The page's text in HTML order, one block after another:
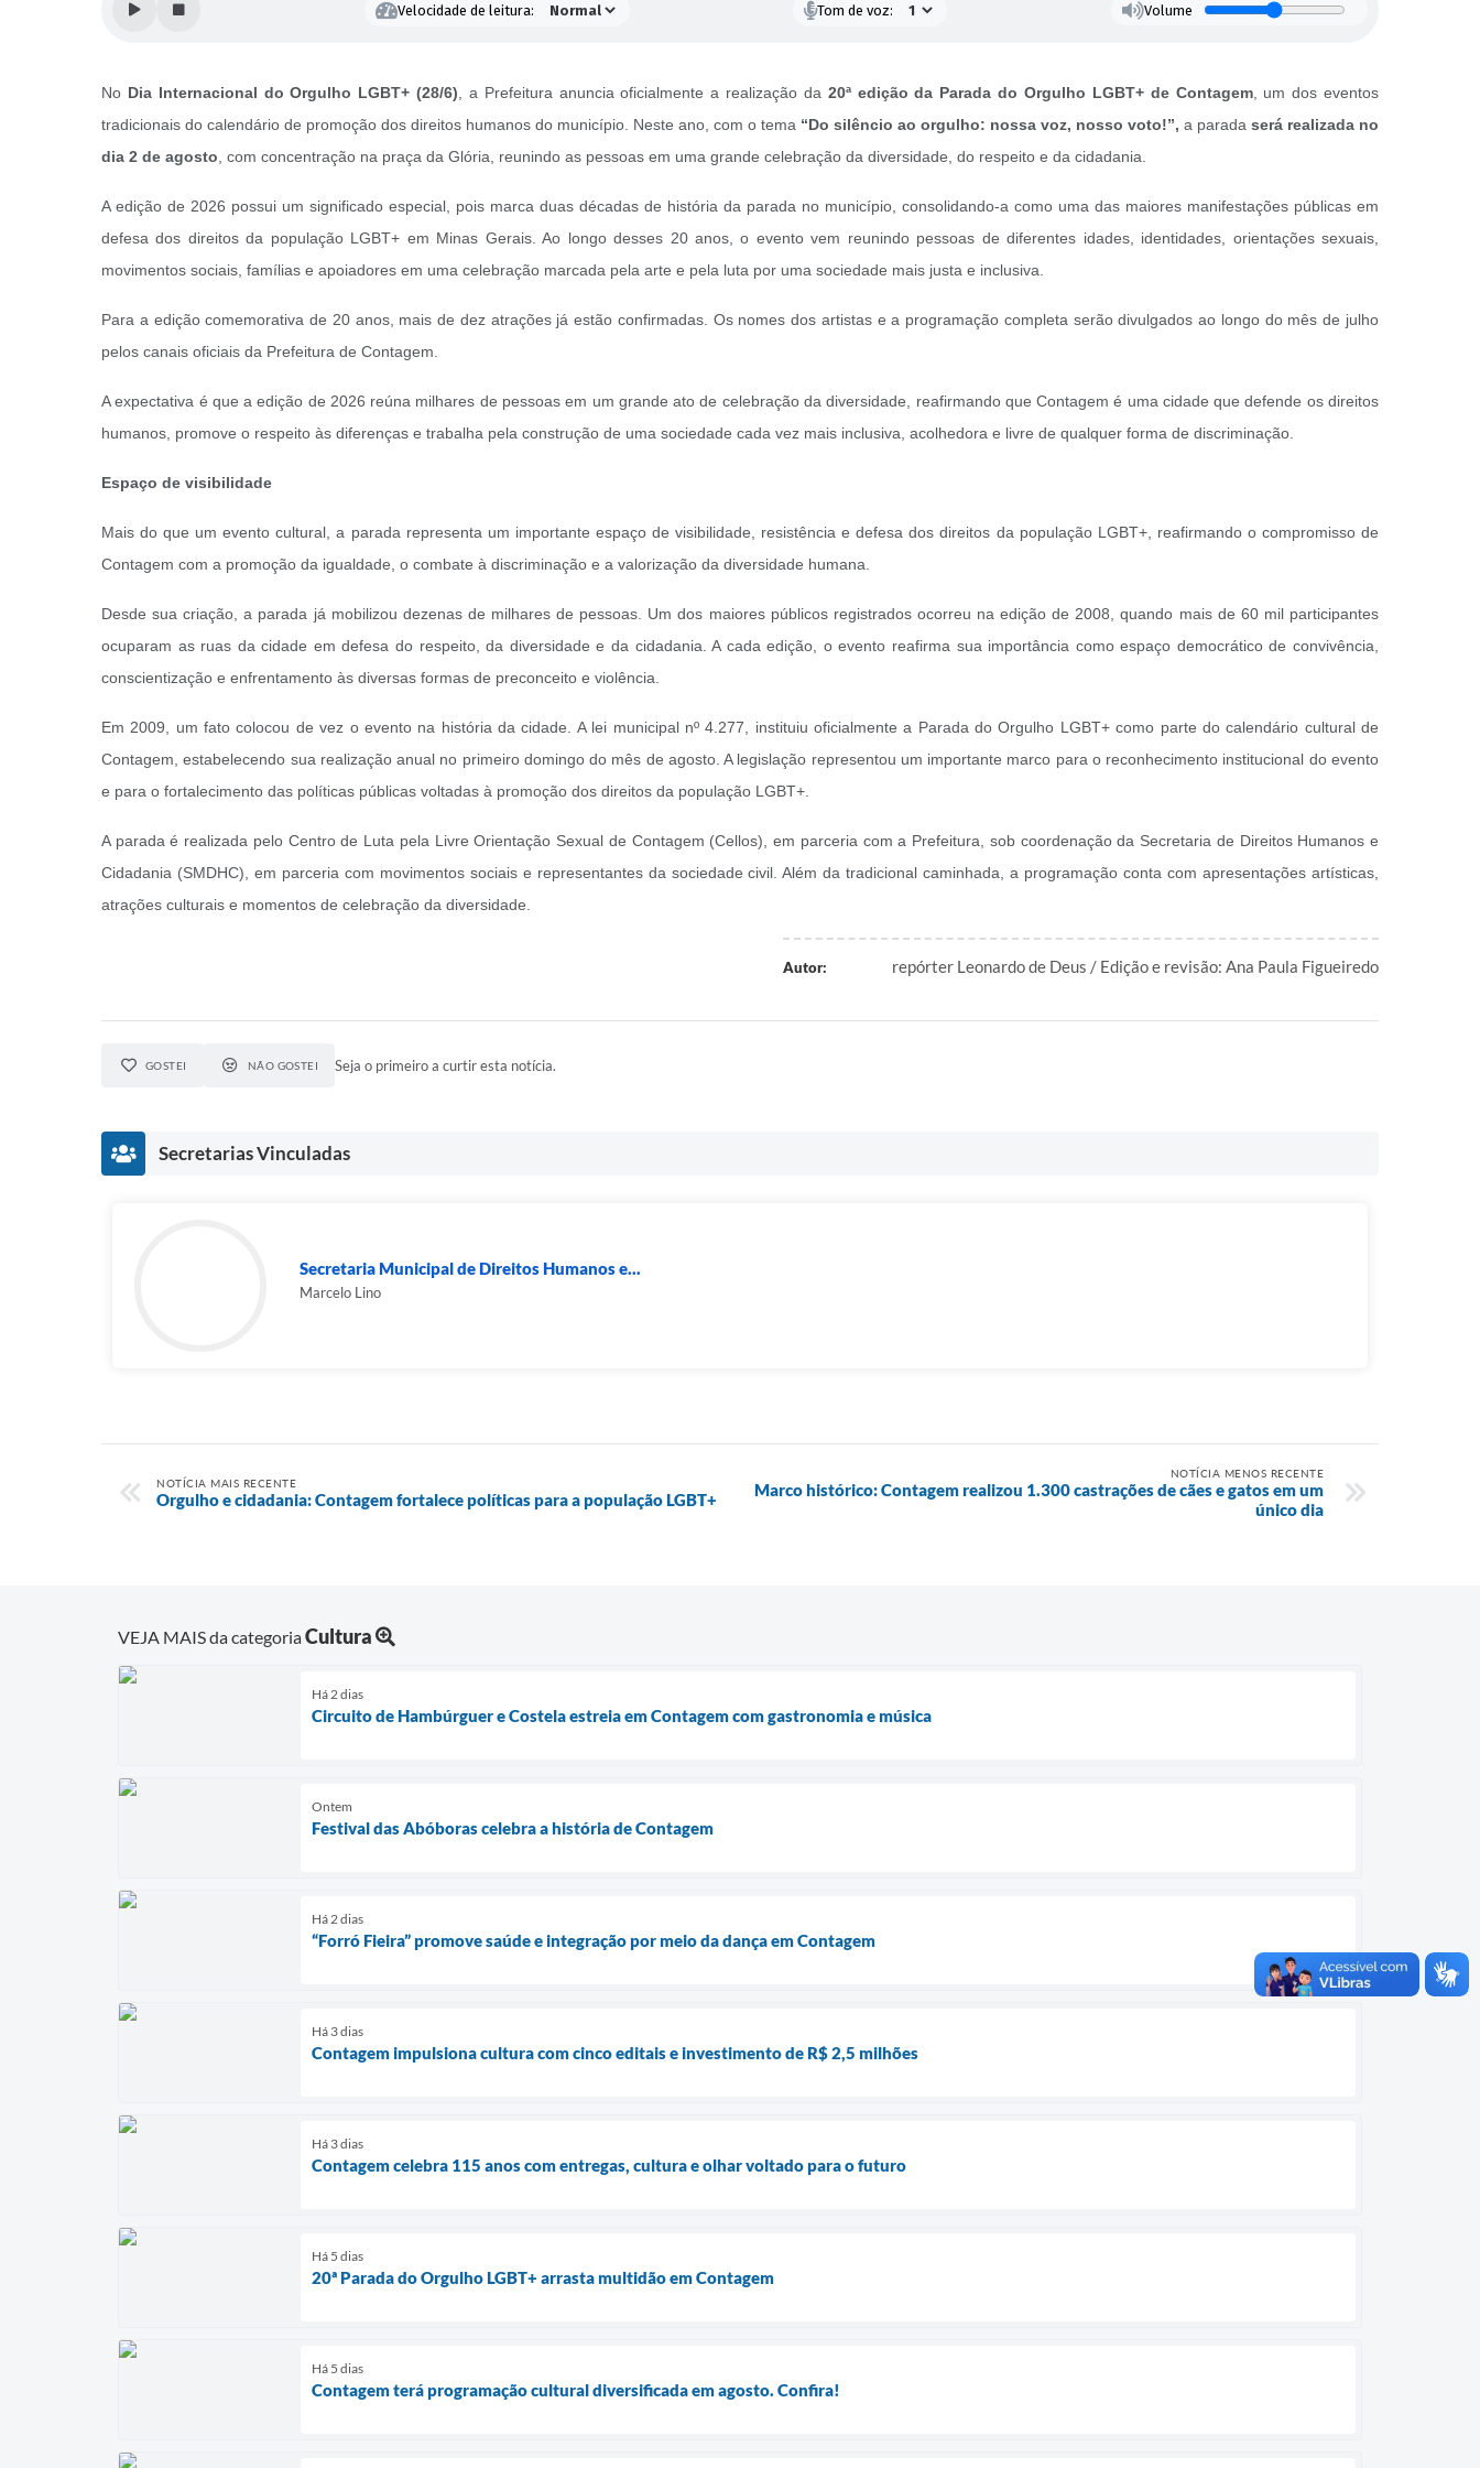
Velocidade de leitura: Tom de voz: Volume
No Dia Internacional do Orgulho LGBT+ (28/6) , a Prefeitura anuncia oficialmente a realização da 20ª edição da Parada do Orgulho LGBT+ de Contagem, um dos eventos
tradicionais do calendário de promoção dos direitos humanos do município. Neste ano, com o tema “Do silêncio ao orgulho: nossa voz, nosso voto!”, a parada será realizada no
dia 2 de agosto , com concentração na praça da Glória, reunindo as pessoas em uma grande celebração da diversidade, do respeito e da cidadania.
A edição de 2026 possui um significado especial, pois marca duas décadas de história da parada no município, consolidando-a como uma das maiores manifestações públicas em
defesa dos direitos da população LGBT+ em Minas Gerais. Ao longo desses 20 anos, o evento vem reunindo pessoas de diferentes idades, identidades, orientações sexuais,
movimentos sociais, famílias e apoiadores em uma celebração marcada pela arte e pela luta por uma sociedade mais justa e inclusiva.
Para a edição comemorativa de 20 anos, mais de dez atrações já estão confirmadas. Os nomes dos artistas e a programação completa serão divulgados ao longo do mês de julho
pelos canais oficiais da Prefeitura de Contagem.
A expectativa é que a edição de 2026 reúna milhares de pessoas em um grande ato de celebração da diversidade, reafirmando que Contagem é uma cidade que defende os direitos
humanos, promove o respeito às diferenças e trabalha pela construção de uma sociedade cada vez mais inclusiva, acolhedora e livre de qualquer forma de discriminação.
Espaço de visibilidade
Mais do que um evento cultural, a parada representa um importante espaço de visibilidade, resistência e defesa dos direitos da população LGBT+, reafirmando o compromisso de
Contagem com a promoção da igualdade, o combate à discriminação e a valorização da diversidade humana.
Desde sua criação, a parada já mobilizou dezenas de milhares de pessoas. Um dos maiores públicos registrados ocorreu na edição de 2008, quando mais de 60 mil participantes
ocuparam as ruas da cidade em defesa do respeito, da diversidade e da cidadania. A cada edição, o evento reafirma sua importância como espaço democrático de convivência,
conscientização e enfrentamento às diversas formas de preconceito e violência.
Em 2009, um fato colocou de vez o evento na história da cidade. A lei municipal nº 4.277, instituiu oficialmente a Parada do Orgulho LGBT+ como parte do calendário cultural de
Contagem, estabelecendo sua realização anual no primeiro domingo do mês de agosto. A legislação representou um importante marco para o reconhecimento institucional do evento
e para o fortalecimento das políticas públicas voltadas à promoção dos direitos da população LGBT+.
A parada é realizada pelo Centro de Luta pela Livre Orientação Sexual de Contagem (Cellos), em parceria com a Prefeitura, sob coordenação da Secretaria de Direitos Humanos e
Cidadania (SMDHC), em parceria com movimentos sociais e representantes da sociedade civil. Além da tradicional caminhada, a programação conta com apresentações artísticas,
atrações culturais e momentos de celebração da diversidade.
Autor: repórter Leonardo de Deus / Edição e revisão: Ana Paula Figueiredo
GOSTEI NÃO GOSTEI Seja o primeiro a curtir esta notícia.
Secretarias Vinculadas
Secretaria Municipal de Direitos Humanos e...
Marcelo Lino
NOTÍCIA MAIS RECENTE
Orgulho e cidadania: Contagem fortalece políticas para a população LGBT+
NOTÍCIA MENOS RECENTE
Marco histórico: Contagem realizou 1.300 castrações de cães e gatos em um
único dia
VEJA MAIS da categoriaCultura
Há 2 dias
Circuito de Hambúrguer e Costela estreia em Contagem com gastronomia e música
Ontem
Festival das Abóboras celebra a história de Contagem
Há 2 dias
“Forró Fieira” promove saúde e integração por meio da dança em Contagem
Há 3 dias
Contagem impulsiona cultura com cinco editais e investimento de R$ 2,5 milhões
Há 3 dias
Contagem celebra 115 anos com entregas, cultura e olhar voltado para o futuro
Há 5 dias
20ª Parada do Orgulho LGBT+ arrasta multidão em Contagem
Há 5 dias
Contagem terá programação cultural diversificada em agosto. Confira!